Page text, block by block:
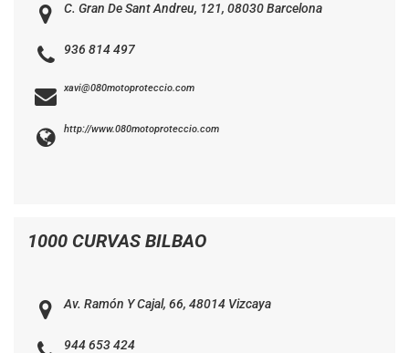
C. Gran De Sant Andreu, 121, 08030 Barcelona
936 814 497
xavi@080motoproteccio.com
http://www.080motoproteccio.com
1000 CURVAS BILBAO
Av. Ramón Y Cajal, 66, 48014 Vizcaya
944 653 424